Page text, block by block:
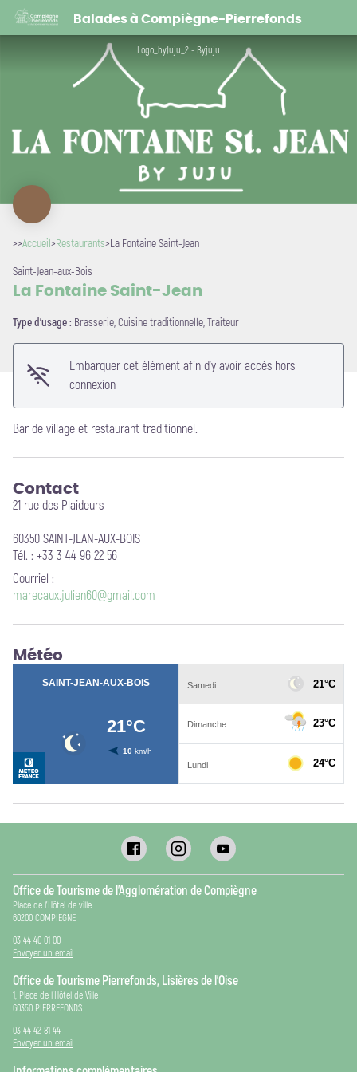
Balades à Compiègne-Pierrefonds
Logo_byJuju_2 - Byjuju
Voir l'image en plein écran
>>Accueil>Restaurants>La Fontaine Saint-Jean
Saint-Jean-aux-Bois
La Fontaine Saint-Jean
Type d'usage : Brasserie, Cuisine traditionnelle, Traiteur
Embarquer cet élément afin d'y avoir accès hors
connexion
Bar de village et restaurant traditionnel.
Contact
21 rue des Plaideurs
60350 SAINT-JEAN-AUX-BOIS
Tél. : +33 3 44 96 22 56
Courriel :
marecaux.julien60@gmail.com
Météo
Office de Tourisme de l’Agglomération de Compiègne
Place de l’Hôtel de ville
60200 COMPIEGNE
03 44 40 01 00
Envoyer un email
Office de Tourisme Pierrefonds, Lisières de l’Oise
1, Place de l’Hôtel de Ville
60350 PIERREFONDS
03 44 42 81 44
Envoyer un email